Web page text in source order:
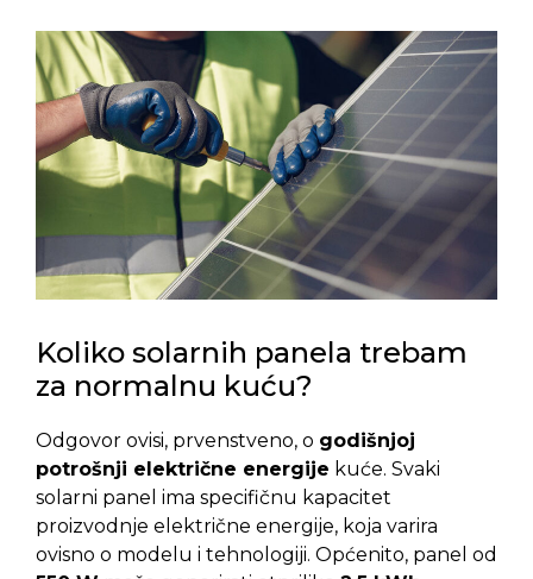
Koliko solarnih panela trebam
za normalnu kuću?
Odgovor ovisi, prvenstveno, o godišnjoj
potrošnji električne energije kuće. Svaki
solarni panel ima specifičnu kapacitet
proizvodnje električne energije, koja varira
ovisno o modelu i tehnologiji. Općenito, panel od